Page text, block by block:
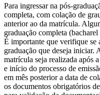
Para ingressar na pós-
completa, com colação de
anterior ao da matrícula.
graduação completa
É importante que verifique se
graduação que deseja iniciar.
matrícula seja realizada após
e início do processo de
em mês posterior a data de
os documentos obrigatórios